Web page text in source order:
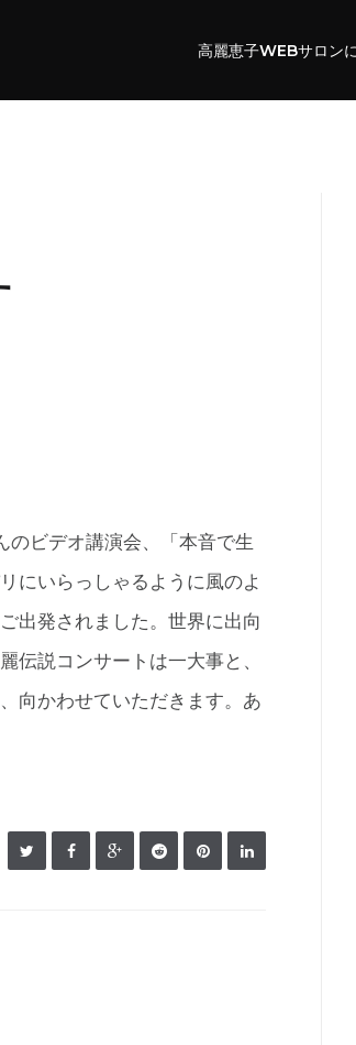
高麗恵子WEBサロン
ビデオ講演会、「本音で生
にいらっしゃるように風のよ
出発されました。世界に出向
伝説コンサートは一大事と、
向かわせていただきます。あ